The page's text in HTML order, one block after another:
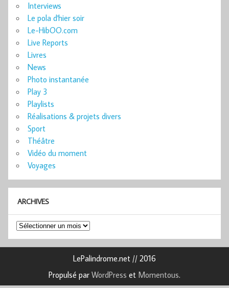
Interviews
Le pola d'hier soir
Le-HibOO.com
Live Reports
Livres
News
Photo instantanée
Play 3
Playlists
Réalisations & projets divers
Sport
Théâtre
Vidéo du moment
Voyages
ARCHIVES
Archives
LePalindrome.net // 2016
Propulsé par WordPress et Momentous.